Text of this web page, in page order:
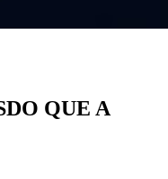
DO QUE A